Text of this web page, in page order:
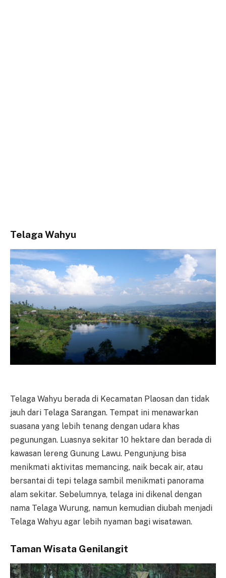
Telaga Wahyu
Telaga Wahyu berada di Kecamatan Plaosan dan tidak
jauh dari Telaga Sarangan. Tempat ini menawarkan
suasana yang lebih tenang dengan udara khas
pegunungan. Luasnya sekitar 10 hektare dan berada di
kawasan lereng Gunung Lawu. Pengunjung bisa
menikmati aktivitas memancing, naik becak air, atau
bersantai di tepi telaga sambil menikmati panorama
alam sekitar. Sebelumnya, telaga ini dikenal dengan
nama Telaga Wurung, namun kemudian diubah menjadi
Telaga Wahyu agar lebih nyaman bagi wisatawan.
Taman Wisata Genilangit